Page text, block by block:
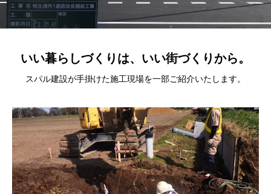
いい暮らしづくりは、いい街づくりから。
スパル建設が手掛けた施工現場を一部ご紹介いたします。